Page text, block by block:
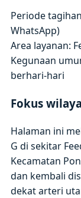
Periode
WhatsApp)
Area layanan:
Kegunaan
berhari-hari
Fokus
Halaman ini
G di sekitar
Kecamatan
dan kembali
dekat arteri